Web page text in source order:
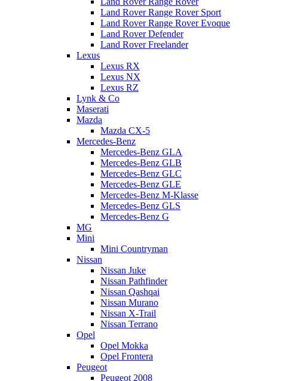
Land Rover Range Rover Sport
Land Rover Range Rover Evoque
Land Rover Defender
Land Rover Freelander
Lexus
Lexus RX
Lexus NX
Lexus RZ
Lynk & Co
Maserati
Mazda
Mazda CX-5
Mercedes-Benz
Mercedes-Benz GLA
Mercedes-Benz GLB
Mercedes-Benz GLC
Mercedes-Benz GLE
Mercedes-Benz M-Klasse
Mercedes-Benz GLS
Mercedes-Benz G
MG
Mini
Mini Countryman
Nissan
Nissan Juke
Nissan Pathfinder
Nissan Qashqai
Nissan Murano
Nissan X-Trail
Nissan Terrano
Opel
Opel Mokka
Opel Frontera
Peugeot
Peugeot 2008